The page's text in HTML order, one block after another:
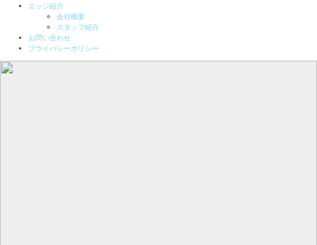
エッジ紹介
会社概要
スタッフ紹介
お問い合わせ
プライバシーポリシー